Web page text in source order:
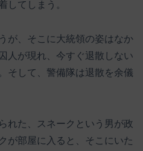
してしまう。
が、そこに大統領の姿はなか
人が現れ、今すぐ退散しない
そして、警備隊は退散を余儀
れた、スネークという男が政
が部屋に入ると、そこにいた